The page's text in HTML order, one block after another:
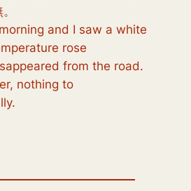
and I saw a white
rose
from the road.
nothing to